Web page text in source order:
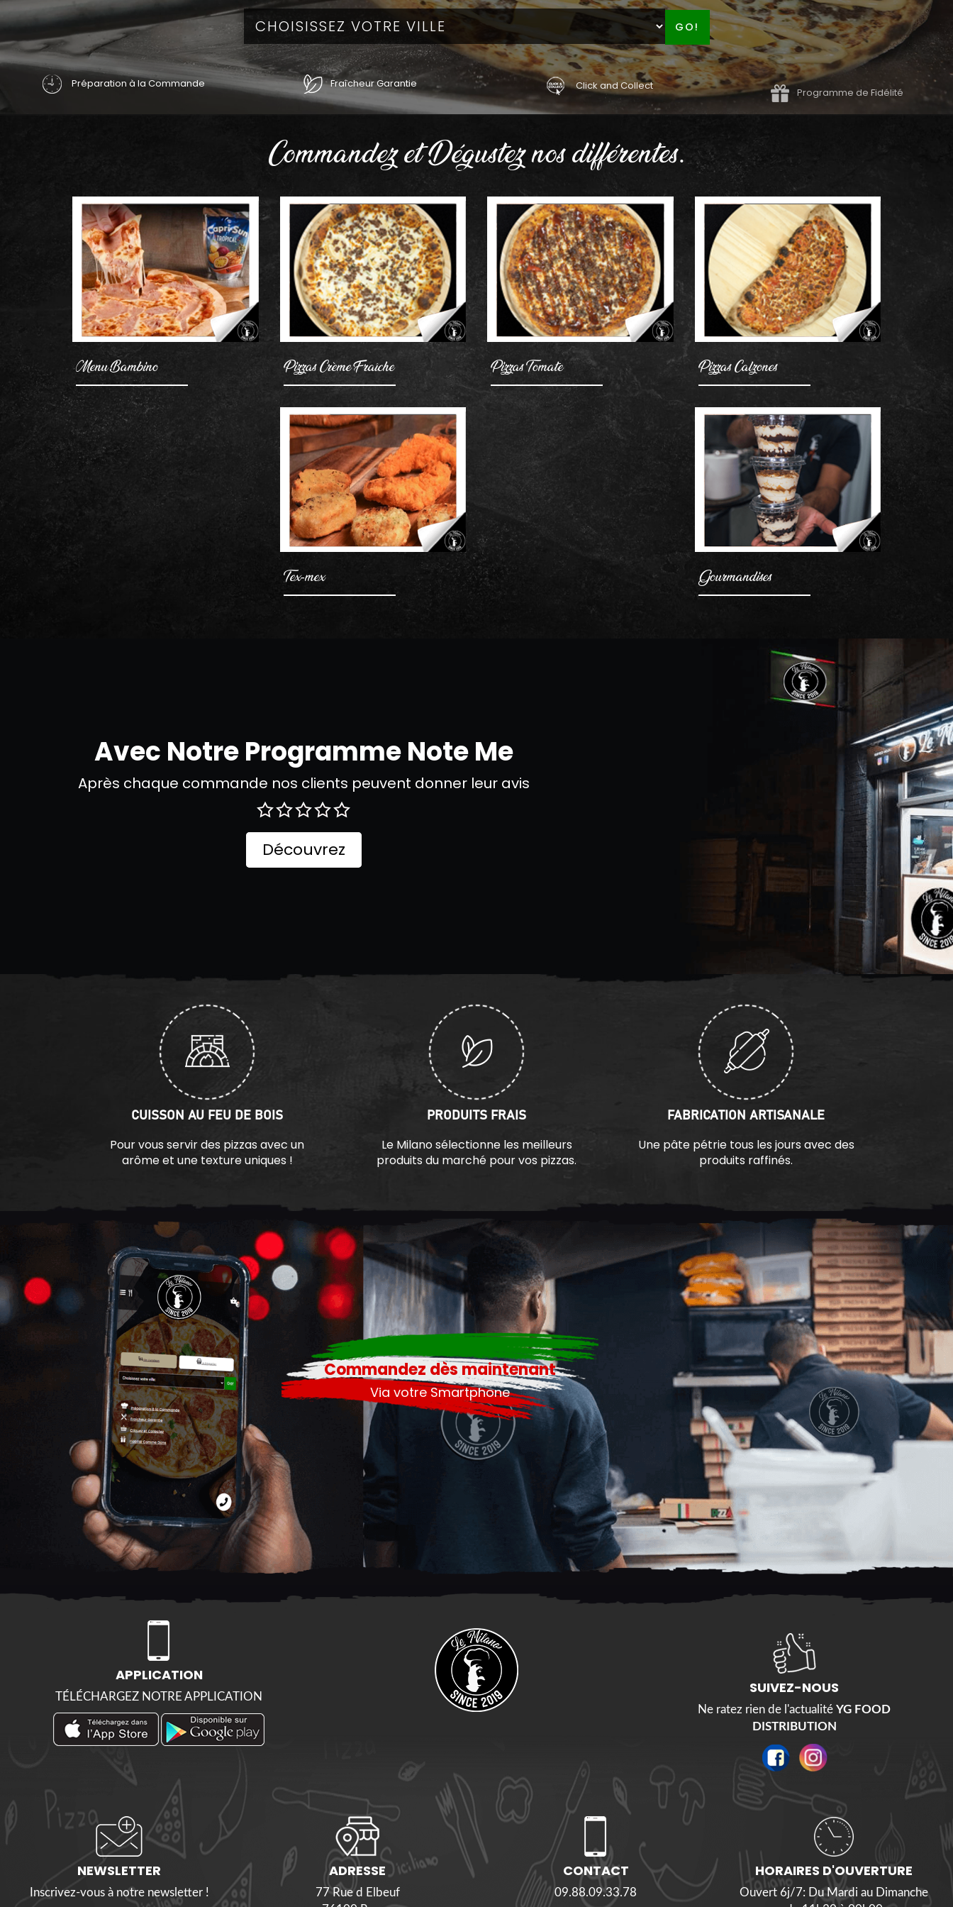
GO!
Préparation à la Commande Fraîcheur Garantie Click and Collect Programme de Fidélité
Commandez et Dégustez nos différentes.
Menu Bambino Pizzas Crème Fraîche Pizzas Tomate
AJOUTER
Pizzas Calzones
Tex-mex
AJOUTER
Gourmandises
Avec Notre Programme Note Me
Après chaque commande nos clients peuvent donner leur avis
Découvrez
CUISSON AU FEU DE BOIS
Pour vous servir des pizzas avec un
arôme et une texture uniques !
PRODUITS FRAIS
Le Milano sélectionne les meilleurs
produits du marché pour vos pizzas.
FABRICATION ARTISANALE
Une pâte pétrie tous les jours avec des
produits raffinés.
Commandez dès maintenant
Via votre Smartphone
APPLICATION
TÉLÉCHARGEZ NOTRE APPLICATION
SUIVEZ-NOUS
Ne ratez rien de l'actualité YG FOOD
DISTRIBUTION
NEWSLETTER
Inscrivez-vous à notre newsletter !
ADRESSE
77 Rue d Elbeuf
CONTACT
09.88.09.33.78
HORAIRES D'OUVERTURE
Ouvert 6j/7: Du Mardi au Dimanche